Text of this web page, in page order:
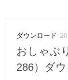
ダウンロード
おしゃぶ
286）ダ